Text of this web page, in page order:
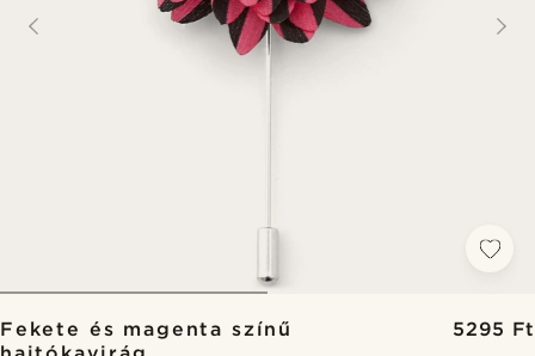
Fekete és magenta színű
5295 Ft